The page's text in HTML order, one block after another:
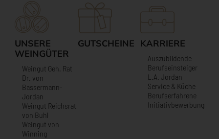
UNSERE
WEINGÜTER
Weingut Geh. Rat
Dr. von
Bassermann-
Jordan
Weingut Reichsrat
von Buhl
Weingut von
Winning
GUTSCHEINE KARRIERE
Auszubildende
Berufseinsteiger
L.A. Jordan
Service & Küche
Berufserfahrene
Initiativbewerbung